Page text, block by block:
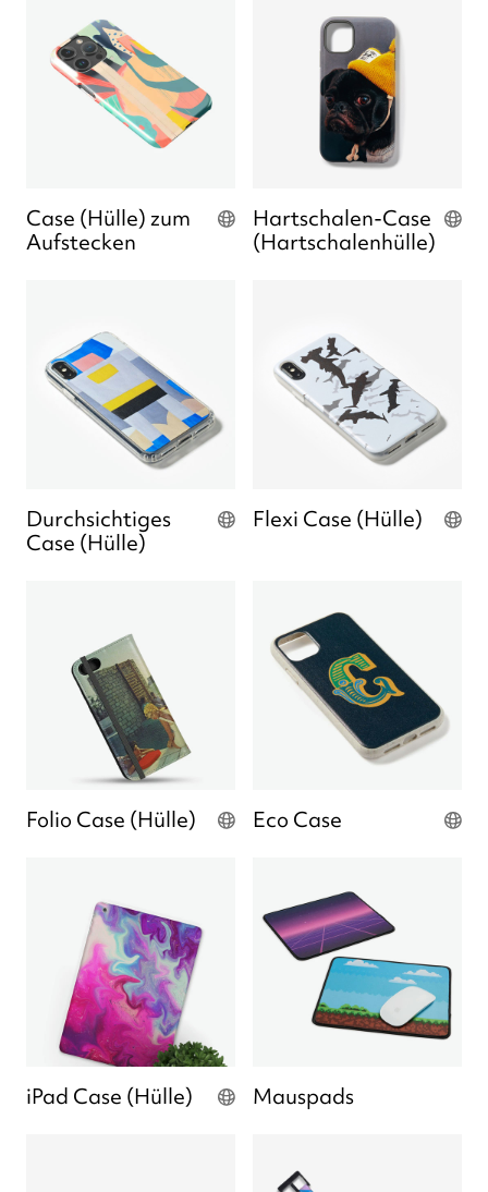
Case (Hülle) zum
Aufstecken
Hartschalen-Case
(Hartschalenhülle)
Durchsichtiges
Case (Hülle)
Flexi Case (Hülle)
Folio Case (Hülle) Eco Case
iPad Case (Hülle) Mauspads